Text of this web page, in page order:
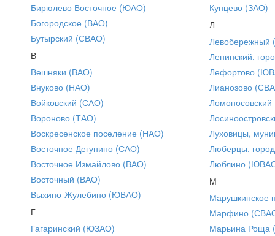
Бирюлево Восточное (ЮАО)
Богородское (ВАО)
Бутырский (СВАО)
В
Вешняки (ВАО)
Внуково (НАО)
Войковский (САО)
Вороново (ТАО)
Воскресенское поселение (НАО)
Восточное Дегунино (САО)
Восточное Измайлово (ВАО)
Восточный (ВАО)
Выхино-Жулебино (ЮВАО)
Г
Гагаринский (ЮЗАО)
Кунцево (ЗАО)
Л
Ленинский,
Лефортово
Лианозово
Луховицы,
Люберцы,
Люблино
М
Марушкинское
Марфино
Марьина Роща